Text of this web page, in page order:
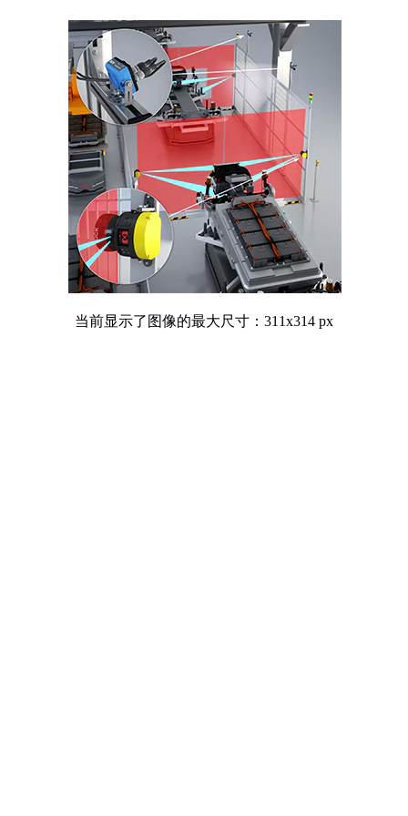
当前显示了图像的最大尺寸：311x314 px